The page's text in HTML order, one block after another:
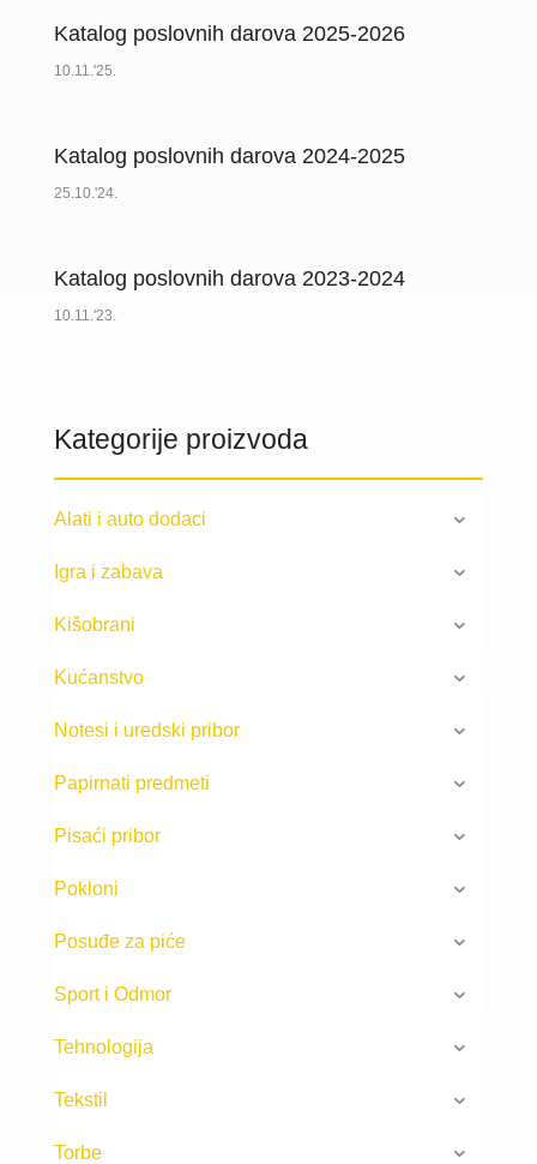
Katalog poslovnih darova 2025-2026
10.11.'25.
Katalog poslovnih darova 2024-2025
25.10.'24.
Katalog poslovnih darova 2023-2024
10.11.'23.
Kategorije proizvoda
Alati i auto dodaci
Igra i zabava
Kišobrani
Kućanstvo
Notesi i uredski pribor
Papirnati predmeti
Pisaći pribor
Pokloni
Posuđe za piće
Sport i Odmor
Tehnologija
Tekstil
Torbe